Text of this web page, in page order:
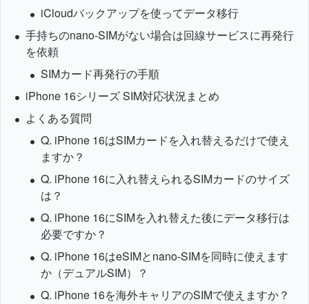
iCloudバックアップを使ってデータ移行
手持ちのnano-SIMがない場合は回線サービスに再発行
を依頼
SIMカード再発行の手順
iPhone 16シリーズ SIM対応状況まとめ
よくある質問
Q. iPhone 16はSIMカードを入れ替えるだけで使え
ますか？
Q. iPhone 16に入れ替えられるSIMカードのサイズ
は？
Q. iPhone 16にSIMを入れ替えた後にデータ移行は
必要ですか？
Q. iPhone 16はeSIMとnano-SIMを同時に使えます
か（デュアルSIM）？
Q. iPhone 16を海外キャリアのSIMで使えますか？